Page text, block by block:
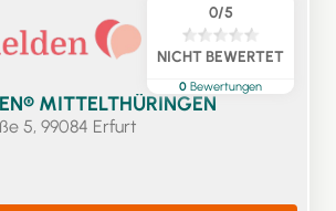
0/5
NICHT BEWERTET
0 Bewertungen
MITTELTHÜRINGEN
5, 99084 Erfurt